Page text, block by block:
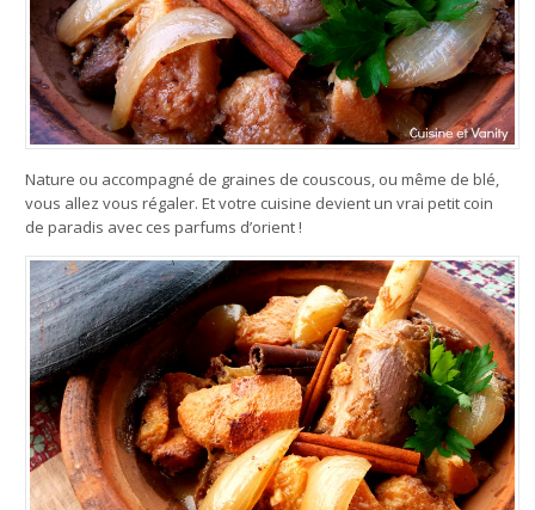
Nature ou accompagné de graines de couscous, ou même de blé,
vous allez vous régaler. Et votre cuisine devient un vrai petit coin
de paradis avec ces parfums d’orient !